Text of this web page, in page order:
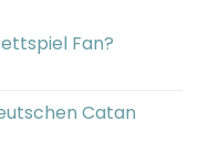
Fan?
Catan